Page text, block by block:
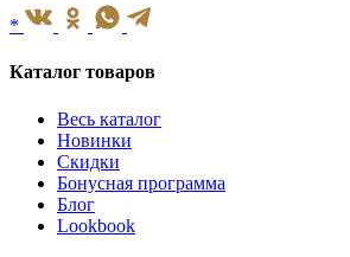
*
Каталог товаров
Весь каталог
Новинки
Скидки
Бонусная программа
Блог
Lookbook